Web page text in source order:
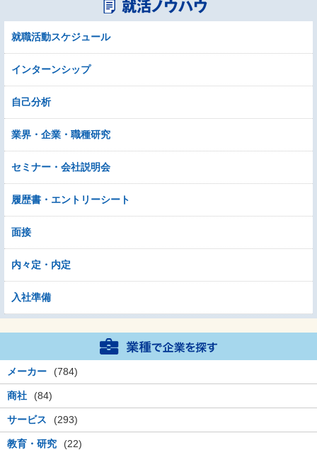
就職活動スケジュール
インターンシップ
自己分析
業界・企業・職種研究
セミナー・会社説明会
履歴書・エントリーシート
面接
内々定・内定
入社準備
メーカー (784)
商社 (84)
サービス (293)
教育・研究 (22)